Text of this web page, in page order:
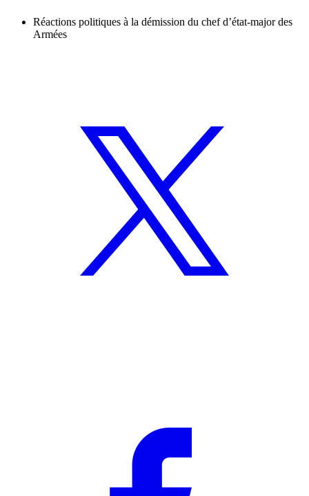
Réactions politiques à la démission du chef d’état-major des
Armées